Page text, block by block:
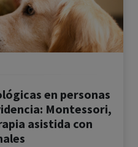
en personas
Montessori,
asistida con